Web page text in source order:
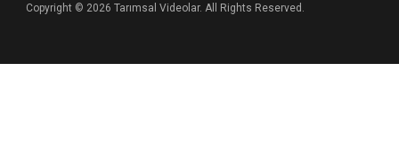
Copyright © 2026 Tarımsal Videolar. All Rights Reserved.